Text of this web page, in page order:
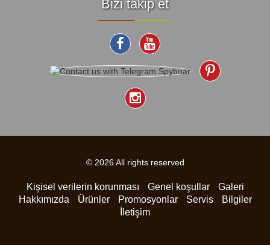
Bizi takip et
© 2026 All rights reserved
Kişisel verilerin korunması Genel koşullar
Galeri
Hakkımızda
Ürünler Promosyonlar Servis
Bilgiler
İletişim